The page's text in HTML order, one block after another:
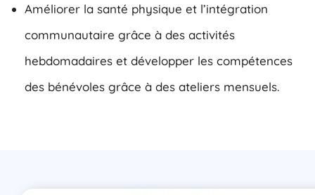
Améliorer la santé physique et l’intégration
communautaire grâce à des activités
hebdomadaires et développer les compétences
des bénévoles grâce à des ateliers mensuels.